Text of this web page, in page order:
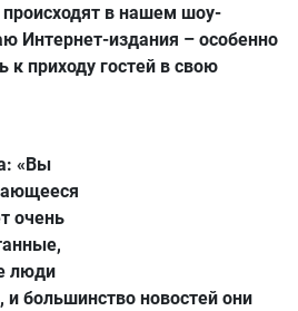
в нашем шоу-
Интернет-издания – особенно
к приходу гостей в свою
«Вы
очень
люди
и большинство новостей они